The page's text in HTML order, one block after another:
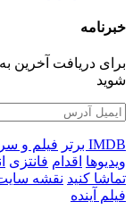
خبرنامه
برای دریافت آخرین
شوید
IMDB برتر فیلم و
ویدیوها اقدام فانتزی
تماشا کنید نقشه
فیلم آینده